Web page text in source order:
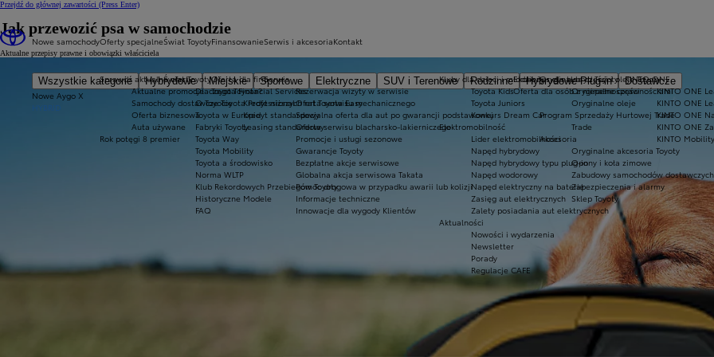
Przejdź do głównej zawartości (Press Enter)
Nowe samochody
Wszystkie kategorie Hybrydowe Miejskie Sportowe Elektryczne SUV i Terenowe Rodzinne Hybrydowe Plug-in
Dostawcze
Nowe Aygo X
HYBRID
Oferty specjalne
Sprawdź aktualne oferty
Aktualne promocje
Samochody dostawcze Toyota Professional
Oferta biznesowa
Auta używane
Rok potęgi 8 premier
Ekobonus dla hybryd Toyoty
Oferta dla osób z niepełnosprawnościami
Świat Toyoty
Świat Toyoty
Dlaczego Toyota?
O Toyocie
Toyota w Europie
Fabryki Toyoty
Toyota Way
Toyota Mobility
Toyota a środowisko
Norma WLTP
Klub Rekordowych Przebiegów Toyoty
Historyczne Modele
FAQ
Kluby dla dzieci i młodzieży
Toyota Kids
Toyota Juniors
Konkurs Dream Car
Elektromobilność
Lider elektromobilności
Napęd hybrydowy
Napęd hybrydowy typu plug-in
Napęd wodorowy
Napęd elektryczny na baterię
Zasięg aut elektrycznych
Zalety posiadania aut elektrycznych
Aktualności
Nowości i wydarzenia
Newsletter
Porady
Regulacje CAFE
Finansowanie
Oferta dla firm
Toyota Financial Services
Kredyt niższych rat Toyota Easy
Kredyt standardowy
Leasing standardowy
KINTO ONE
KINTO ONE
KINTO ONE
KINTO ONE
KINTO ONE
KINTO Mobility
Serwis i akcesoria
Serwis
Rezerwacja wizyty w serwisie
Oferta serwisu mechanicznego
Specjalna oferta dla aut po gwarancji podstawowej
Oferta serwisu blacharsko-lakierniczego
Promocje i usługi sezonowe
Gwarancje Toyoty
Bezpłatne akcje serwisowe
Globalna akcja serwisowa Takata
Pomoc drogowa w przypadku awarii lub kolizji
Informacje techniczne
Innowacje dla wygody Klientów
Oryginalne części i oleje Toyoty
Oryginalne części
Oryginalne oleje
Program Sprzedaży Hurtowej Trade
Trade
Akcesoria
Oryginalne akcesoria Toyoty
Opony i koła zimowe
Zabudowy samochodów dostawczych
Zabezpieczenia i alarmy
Sklep Toyoty
Kontakt
Jak przewozić psa w samochodzie
Aktualne przepisy prawne i obowiązki właściciela